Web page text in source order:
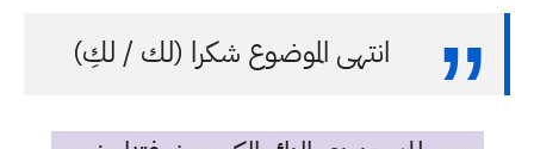
انتهى الموضوع شكرا (لك / لكِ)